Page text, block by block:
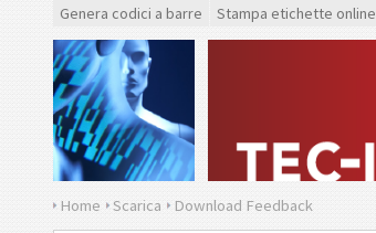
Genera codici a barre Stampa etichette online
Home Scarica Download Feedback